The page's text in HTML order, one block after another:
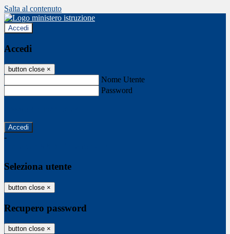
Salta al contenuto
Accedi
Accedi
button close ×
Nome Utente
Password
-
Seleziona utente
button close ×
Recupero password
button close ×